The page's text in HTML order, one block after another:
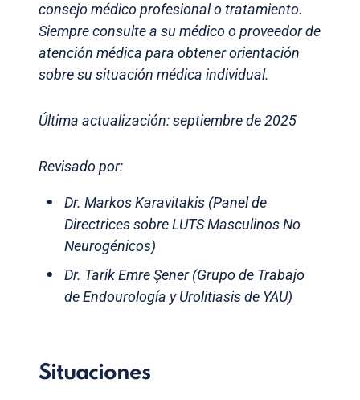
consejo médico profesional o tratamiento.
Siempre consulte a su médico o proveedor de
atención médica para obtener orientación
sobre su situación médica individual.
Última actualización: septiembre de 2025
Revisado por:
Dr. Markos Karavitakis (Panel de
Directrices sobre LUTS Masculinos No
Neurogénicos)
Dr. Tarik Emre Şener (Grupo de Trabajo
de Endourología y Urolitiasis de YAU)
Situaciones